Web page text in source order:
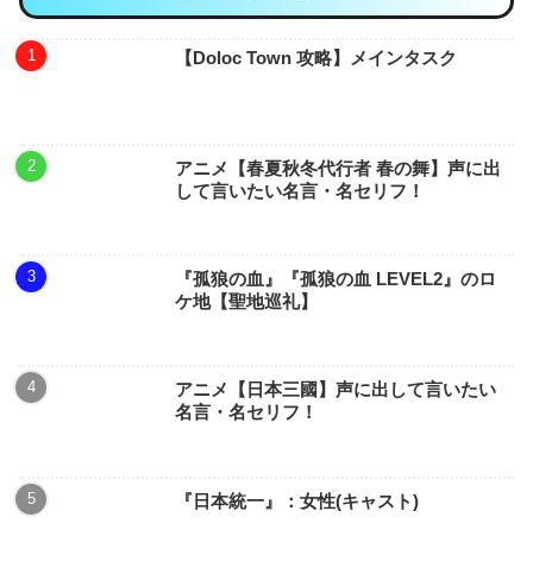
【Doloc Town 攻略】メインタスク
アニメ【春夏秋冬代行者 春の舞】声に出
して言いたい名言・名セリフ！
『孤狼の血』『孤狼の血 LEVEL2』のロ
ケ地【聖地巡礼】
アニメ【日本三國】声に出して言いたい
名言・名セリフ！
『日本統一』：女性(キャスト)